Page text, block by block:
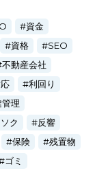
資金
資格
SEO
不動産会社
利回り
管理
ク
反響
保険
残置物
ゴミ